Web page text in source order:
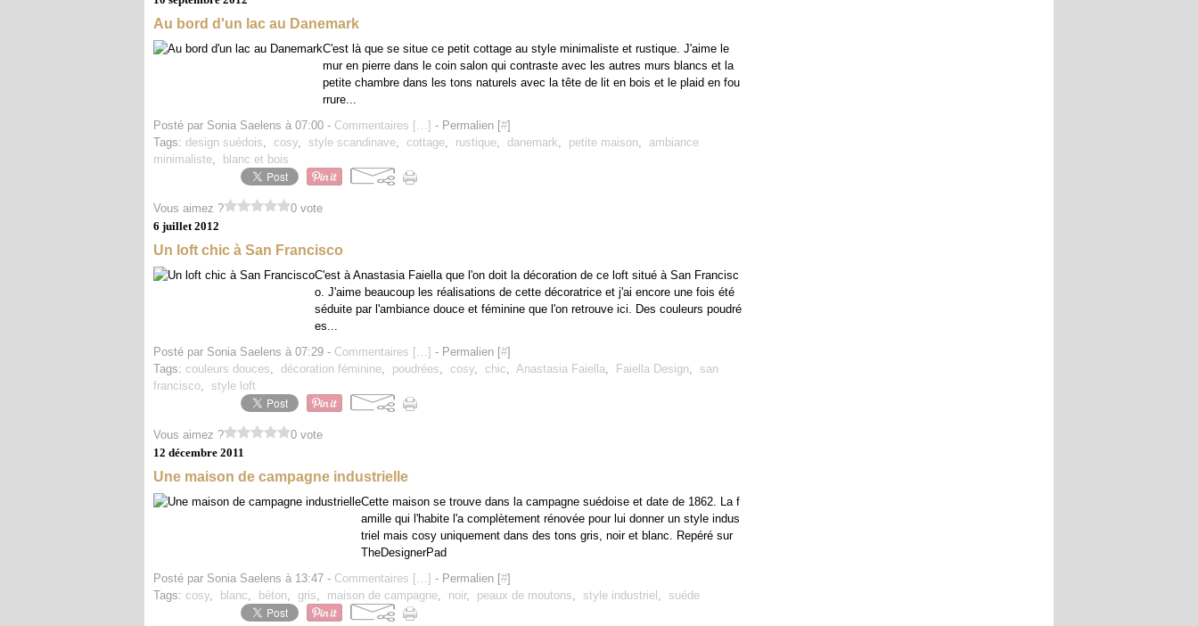
Au bord d'un lac au Danemark
C'est là que se situe ce petit cottage au style minimaliste et rustique. J'aime le
mur en pierre dans le coin salon qui contraste avec les autres murs blancs et la
petite chambre dans les tons naturels avec la tête de lit en bois et le plaid en fou
rrure...
Posté par Sonia Saelens à 07:00 - Commentaires […] - Permalien [#]
Tags: design suédois, cosy, style scandinave, cottage, rustique, danemark, petite maison, ambiance
minimaliste, blanc et bois
Vous aimez ?
0 vote
6 juillet 2012
Un loft chic à San Francisco
C'est à Anastasia Faiella que l'on doit la décoration de ce loft situé à San Francisc
o. J'aime beaucoup les réalisations de cette décoratrice et j'ai encore une fois été
séduite par l'ambiance douce et féminine que l'on retrouve ici. Des couleurs poudré
es...
Posté par Sonia Saelens à 07:29 - Commentaires […] - Permalien [#]
Tags: couleurs douces, décoration féminine, poudrées, cosy, chic, Anastasia Faiella, Faiella Design, san
francisco, style loft
Vous aimez ?
0 vote
12 décembre 2011
Une maison de campagne industrielle
Cette maison se trouve dans la campagne suédoise et date de 1862. La f
amille qui l'habite l'a complètement rénovée pour lui donner un style indus
triel mais cosy uniquement dans des tons gris, noir et blanc. Repéré sur
TheDesignerPad
Posté par Sonia Saelens à 13:47 - Commentaires […] - Permalien [#]
Tags: cosy, blanc, béton, gris, maison de campagne, noir, peaux de moutons, style industriel , suéde